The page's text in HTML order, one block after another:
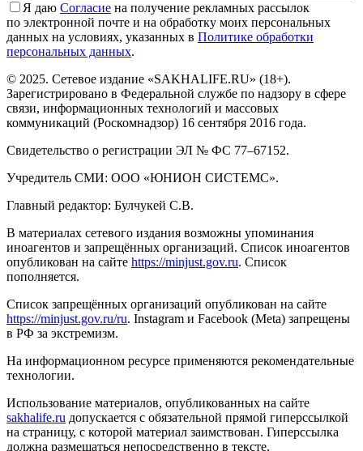
Я даю Cогласие на получение рекламных рассылок
по электронной почте и на обработку моих персональных
данных на условиях, указанных в Политике обработки
персональных данных.
© 2025. Сетевое издание «SAKHALIFE.RU» (18+).
Зарегистрировано в Федеральной службе по надзору в сфере
связи, информационных технологий и массовых
коммуникаций (Роскомнадзор) 16 сентября 2016 года.
Свидетельство о регистрации ЭЛ № ФС 77–67152.
Учредитель СМИ: ООО «ЮНИОН СИСТЕМС».
Главный редактор: Булчукей С.В.
В материалах сетевого издания возможны упоминания
иноагентов и запрещённых организаций. Список иноагентов
опубликован на сайте https://minjust.gov.ru. Список
пополняется.
Список запрещённых организаций опубликован на сайте
https://minjust.gov.ru/ru. Instagram и Facebook (Metа) запрещены
в РФ за экстремизм.
На информационном ресурсе применяются рекомендательные
технологии.
Использование материалов, опубликованных на сайте
sakhalife.ru допускается с обязательной прямой гиперссылкой
на страницу, с которой материал заимствован. Гиперссылка
должна размещаться непосредственно в тексте,